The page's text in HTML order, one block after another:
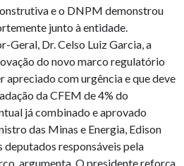
e o DNPM demonstrou
junto à entidade.
Geral, Dr. Celso Luiz Garcia, a
do novo marco regulatório
apreciado com urgência e que deve
da CFEM de 4% do
já combinado e aprovado
das Minas e Energia, Edison
deputados responsáveis pela
argumenta. O presidente reforça